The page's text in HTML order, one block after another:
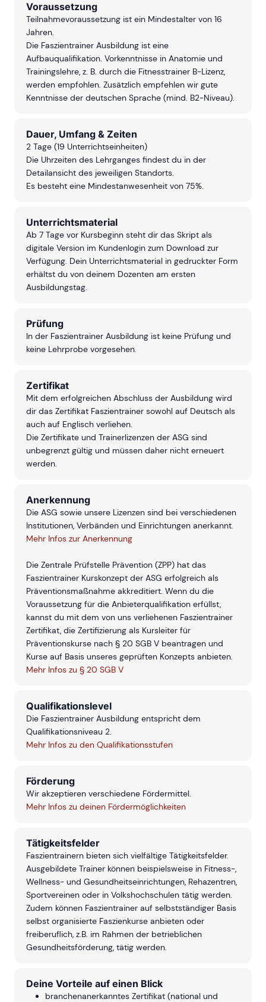
Voraussetzung
Teilnahmevoraussetzung ist ein Mindestalter von 16
Jahren.
Die Faszientrainer Ausbildung ist eine
Aufbauqualifikation. Vorkenntnisse in Anatomie und
Trainingslehre, z. B. durch die Fitnesstrainer B-Lizenz,
werden empfohlen. Zusätzlich empfehlen wir gute
Kenntnisse der deutschen Sprache (mind. B2-Niveau).
Dauer, Umfang & Zeiten
2 Tage (19 Unterrichtseinheiten)
Die Uhrzeiten des Lehrganges findest du in der
Detailansicht des jeweiligen Standorts.
Es besteht eine Mindestanwesenheit von 75%.
Unterrichtsmaterial
Ab 7 Tage vor Kursbeginn steht dir das Skript als
digitale Version im Kundenlogin zum Download zur
Verfügung. Dein Unterrichtsmaterial in gedruckter Form
erhältst du von deinem Dozenten am ersten
Ausbildungstag.
Prüfung
In der Faszientrainer Ausbildung ist keine Prüfung und
keine Lehrprobe vorgesehen.
Zertifikat
Mit dem erfolgreichen Abschluss der Ausbildung wird
dir das Zertifikat Faszientrainer sowohl auf Deutsch als
auch auf Englisch verliehen.
Die Zertifikate und Trainerlizenzen der ASG sind
unbegrenzt gültig und müssen daher nicht erneuert
werden.
Anerkennung
Die ASG sowie unsere Lizenzen sind bei verschiedenen
Institutionen, Verbänden und Einrichtungen anerkannt.
Mehr Infos zur Anerkennung
Die Zentrale Prüfstelle Prävention (ZPP) hat das
Faszientrainer Kurskonzept der ASG erfolgreich als
Präventionsmaßnahme akkreditiert. Wenn du die
Voraussetzung für die Anbieterqualifikation erfüllst,
kannst du mit dem von uns verliehenen Faszientrainer
Zertifikat, die Zertifizierung als Kursleiter für
Präventionskurse nach § 20 SGB V beantragen und
Kurse auf Basis unseres geprüften Konzepts anbieten.
Mehr Infos zu § 20 SGB V
Qualifikationslevel
Die Faszientrainer Ausbildung entspricht dem
Qualifikationsniveau 2.
Mehr Infos zu den Qualifikationsstufen
Förderung
Wir akzeptieren verschiedene Fördermittel.
Mehr Infos zu deinen Fördermöglichkeiten
Tätigkeitsfelder
Faszientrainern bieten sich vielfältige Tätigkeitsfelder.
Ausgebildete Trainer können beispielsweise in Fitness-,
Wellness- und Gesundheitseinrichtungen, Rehazentren,
Sportvereinen oder in Volkshochschulen tätig werden.
Zudem können Faszientrainer auf selbstständiger Basis
selbst organisierte Faszienkurse anbieten oder
freiberuflich, z.B. im Rahmen der betrieblichen
Gesundheitsförderung, tätig werden.
Deine Vorteile auf einen Blick
branchenanerkanntes Zertifikat (national und